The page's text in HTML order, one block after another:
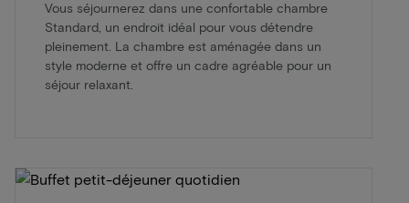
Vous séjournerez dans une confortable chambre
Standard, un endroit idéal pour vous détendre
pleinement. La chambre est aménagée dans un
style moderne et offre un cadre agréable pour un
séjour relaxant.